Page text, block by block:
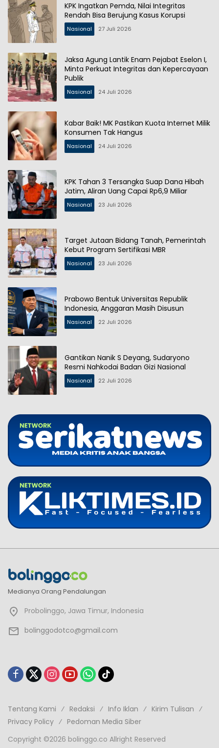
KPK Ingatkan Pemda, Nilai Integritas
Rendah Bisa Berujung Kasus Korupsi
Nasional 27 Juli 2026
Jaksa Agung Lantik Enam Pejabat Eselon I,
Minta Perkuat Integritas dan Kepercayaan
Publik
Nasional 24 Juli 2026
Kabar Baik! MK Pastikan Kuota Internet Milik
Konsumen Tak Hangus
Nasional 24 Juli 2026
KPK Tahan 3 Tersangka Suap Dana Hibah
Jatim, Aliran Uang Capai Rp6,9 Miliar
Nasional 23 Juli 2026
Target Jutaan Bidang Tanah, Pemerintah
Kebut Program Sertifikasi MBR
Nasional 23 Juli 2026
Prabowo Bentuk Universitas Republik
Indonesia, Anggaran Masih Disusun
Nasional 22 Juli 2026
Gantikan Nanik S Deyang, Sudaryono
Resmi Nahkodai Badan Gizi Nasional
Nasional 22 Juli 2026
Medianya Orang Pendalungan
Probolinggo, Jawa Timur, Indonesia
bolinggodotco@gmail.com
Tentang Kami Redaksi Info Iklan
Kirim Tulisan
Privacy Policy
Pedoman Media Siber
Copyright ©2026 bolinggo.co Allright Reserved